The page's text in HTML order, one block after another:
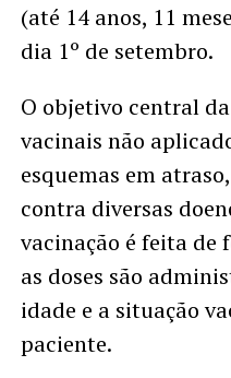
(até 14 anos, 11
dia 1º de setembro.
O objetivo central
vacinais não
esquemas em
contra diversas
vacinação é feita de
as doses são
idade e a situação
paciente.